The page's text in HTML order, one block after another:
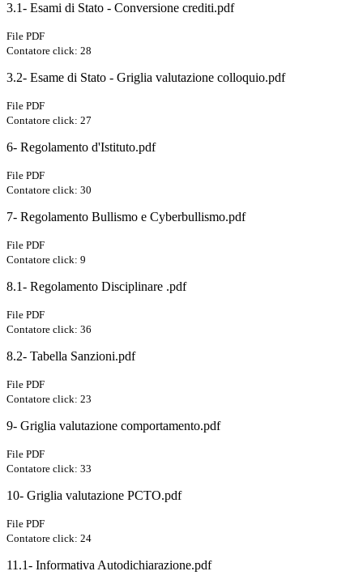
3.1- Esami di Stato - Conversione crediti.pdf
File PDF
Contatore click: 28
3.2- Esame di Stato - Griglia valutazione colloquio.pdf
File PDF
Contatore click: 27
6- Regolamento d'Istituto.pdf
File PDF
Contatore click: 30
7- Regolamento Bullismo e Cyberbullismo.pdf
File PDF
Contatore click: 9
8.1- Regolamento Disciplinare .pdf
File PDF
Contatore click: 36
8.2- Tabella Sanzioni.pdf
File PDF
Contatore click: 23
9- Griglia valutazione comportamento.pdf
File PDF
Contatore click: 33
10- Griglia valutazione PCTO.pdf
File PDF
Contatore click: 24
11.1- Informativa Autodichiarazione.pdf